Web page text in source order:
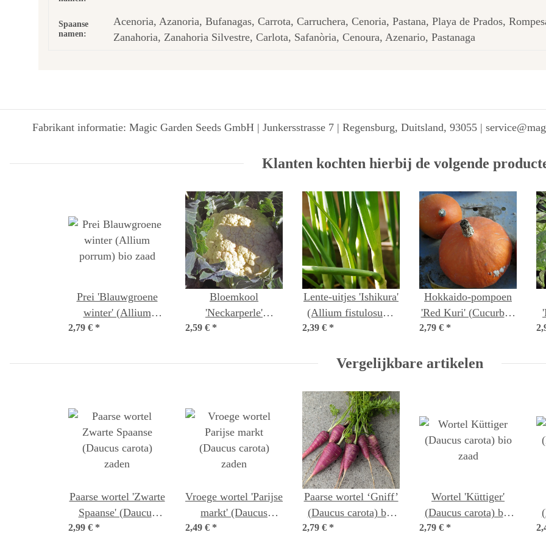
Spaanse
namen:
Acenoria, Azanoria, Bufanagas, Carrota, Carruchera, Cenoria, Pastana, Playa de Prados,
Zanahoria, Zanahoria Silvestre, Carlota, Safanòria, Cenoura, Azenario, Pastanaga
Fabrikant informatie: Magic Garden Seeds GmbH | Junkersstrasse 7 | Regensburg, Duitsland, 93055 |
Klanten kochten hierbij de volgende
Prei 'Blauwgroene
winter' (Allium
porrum) bio zaad
2,79 € *
Bloemkool
'Neckarperle'
(Brassica oleracea
2,59 € *
Lente-uitjes 'Ishikura'
(Allium fistulosum)
2,39 € *
Hokkaido-pompoen
'Red Kuri' (Cucurbita
maxima) bio zaad
2,79 € *
Vergelijkbare artikelen
Paarse wortel 'Zwarte
Spaanse' (Daucus
carota) zaden
2,99 € *
Vroege wortel 'Parijse
markt' (Daucus
carota) zaden
2,49 € *
Paarse wortel ‘Gniff’
(Daucus carota) bio
2,79 € *
Wortel 'Küttiger'
(Daucus carota) bio
2,79 € *